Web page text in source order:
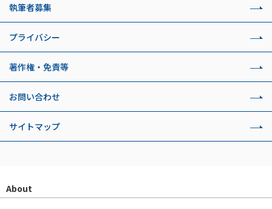
執筆者募集
プライバシー
著作権・免責等
お問い合わせ
サイトマップ
About